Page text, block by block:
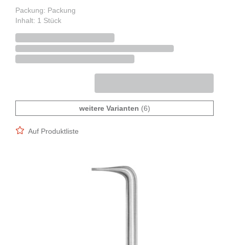
Packung: Packung
Inhalt: 1 Stück
weitere Varianten (6)
Auf Produktliste